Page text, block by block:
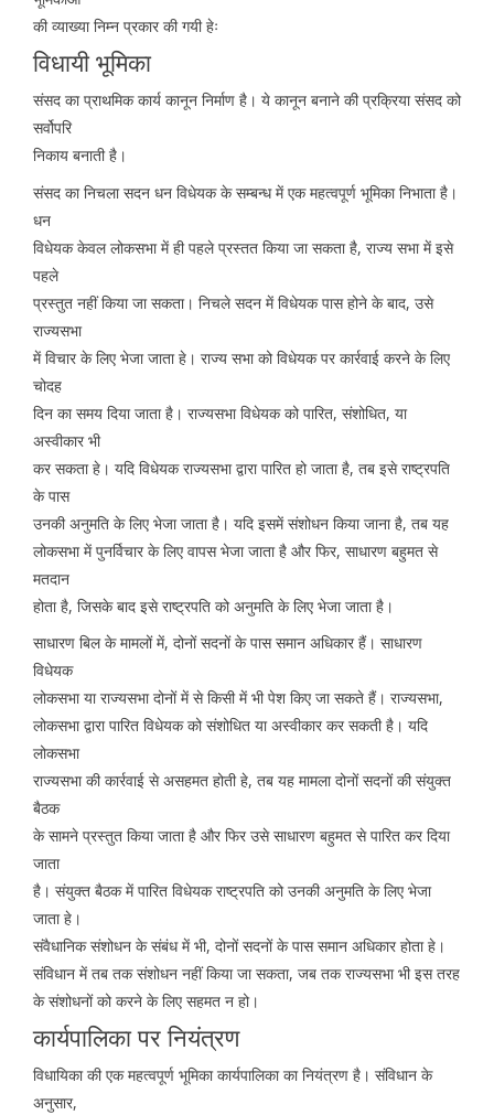
की व्याख्या निम्न प्रकार की गयी हेः
विधायी भूमिका
संसद का प्राथमिक कार्य कानून निर्माण है। ये कानून बनाने की प्रक्रिया संसद को
सर्वोपरि
निकाय बनाती है।
संसद का निचला सदन धन विधेयक के सम्बन्ध में एक महत्वपूर्ण भूमिका निभाता है।
धन
विधेयक केवल लोकसभा में ही पहले प्रस्तत किया जा सकता है, राज्य सभा में इसे
पहले
प्रस्तुत नहीं किया जा सकता। निचले सदन में विधेयक पास होने के बाद, उसे
राज्यसभा
में विचार के लिए भेजा जाता हे। राज्य सभा को विधेयक पर कार्रवाई करने के लिए
चोदह
दिन का समय दिया जाता है। राज्यसभा विधेयक को पारित, संशोधित, या
अस्वीकार भी
कर सकता हे। यदि विधेयक राज्यसभा द्वारा पारित हो जाता है, तब इसे राष्ट्रपति
के पास
उनकी अनुमति के लिए भेजा जाता है। यदि इसमें संशोधन किया जाना है, तब यह
लोकसभा में पुनर्विचार के लिए वापस भेजा जाता है और फिर, साधारण बहुमत से
मतदान
होता है, जिसके बाद इसे राष्ट्रपति को अनुमति के लिए भेजा जाता है।
साधारण बिल के मामलों में, दोनों सदनों के पास समान अधिकार हैं। साधारण
विधेयक
लोकसभा या राज्यसभा दोनों में से किसी में भी पेश किए जा सकते हैं। राज्यसभा,
लोकसभा द्वारा पारित विधेयक को संशोधित या अस्वीकार कर सकती है। यदि
लोकसभा
राज्यसभा की कार्रवाई से असहमत होती हे, तब यह मामला दोनों सदनों की संयुक्त
बैठक
के सामने प्रस्तुत किया जाता है और फिर उसे साधारण बहुमत से पारित कर दिया
जाता
है। संयुक्त बैठक में पारित विधेयक राष्ट्रपति को उनकी अनुमति के लिए भेजा
जाता हे।
संवैधानिक संशोधन के संबंध में भी, दोनों सदनों के पास समान अधिकार होता हे।
संविधान में तब तक संशोधन नहीं किया जा सकता, जब तक राज्यसभा भी इस तरह
के संशोधनों को करने के लिए सहमत न हो।
कार्यपालिका पर नियंत्रण
विधायिका की एक महत्वपूर्ण भूमिका कार्यपालिका का नियंत्रण है। संविधान के
अनुसार,